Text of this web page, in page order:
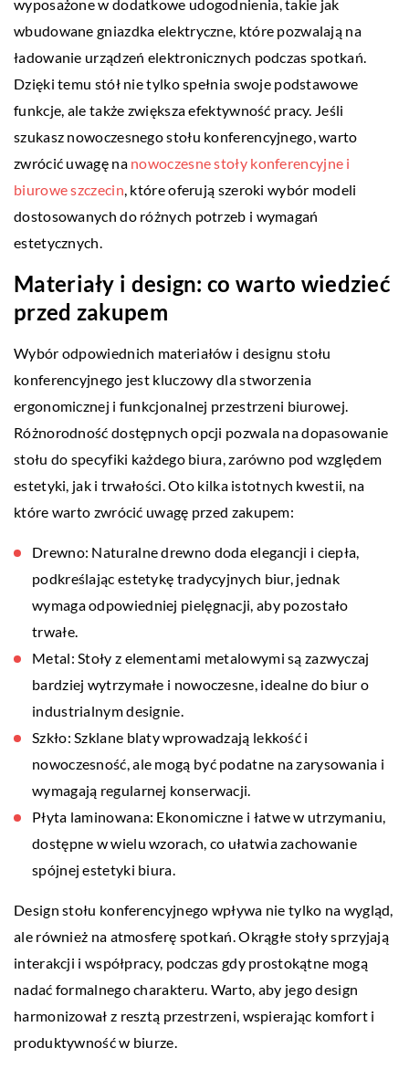
wyposażone w dodatkowe udogodnienia, takie jak
wbudowane gniazdka elektryczne, które pozwalają na
ładowanie urządzeń elektronicznych podczas spotkań.
Dzięki temu stół nie tylko spełnia swoje podstawowe
funkcje, ale także zwiększa efektywność pracy. Jeśli
szukasz nowoczesnego stołu konferencyjnego, warto
zwrócić uwagę na nowoczesne stoły konferencyjne i
biurowe szczecin, które oferują szeroki wybór modeli
dostosowanych do różnych potrzeb i wymagań
estetycznych.
Materiały i design: co warto wiedzieć
przed zakupem
Wybór odpowiednich materiałów i designu stołu
konferencyjnego jest kluczowy dla stworzenia
ergonomicznej i funkcjonalnej przestrzeni biurowej.
Różnorodność dostępnych opcji pozwala na dopasowanie
stołu do specyfiki każdego biura, zarówno pod względem
estetyki, jak i trwałości. Oto kilka istotnych kwestii, na
które warto zwrócić uwagę przed zakupem:
Drewno: Naturalne drewno doda elegancji i ciepła,
podkreślając estetykę tradycyjnych biur, jednak
wymaga odpowiedniej pielęgnacji, aby pozostało
trwałe.
Metal: Stoły z elementami metalowymi są zazwyczaj
bardziej wytrzymałe i nowoczesne, idealne do biur o
industrialnym designie.
Szkło: Szklane blaty wprowadzają lekkość i
nowoczesność, ale mogą być podatne na zarysowania i
wymagają regularnej konserwacji.
Płyta laminowana: Ekonomiczne i łatwe w utrzymaniu,
dostępne w wielu wzorach, co ułatwia zachowanie
spójnej estetyki biura.
Design stołu konferencyjnego wpływa nie tylko na wygląd,
ale również na atmosferę spotkań. Okrągłe stoły sprzyjają
interakcji i współpracy, podczas gdy prostokątne mogą
nadać formalnego charakteru. Warto, aby jego design
harmonizował z resztą przestrzeni, wspierając komfort i
produktywność w biurze.